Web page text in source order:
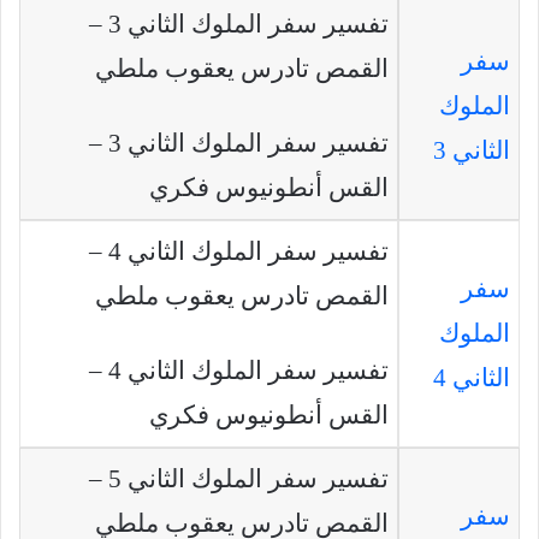
سفر
الملوك
الثاني 3
تفسير سفر الملوك الثاني 3 –
القمص تادرس يعقوب ملطي
تفسير سفر الملوك الثاني 3 –
القس أنطونيوس فكري
سفر
الملوك
الثاني 4
تفسير سفر الملوك الثاني 4 –
القمص تادرس يعقوب ملطي
تفسير سفر الملوك الثاني 4 –
القس أنطونيوس فكري
سفر
تفسير سفر الملوك الثاني 5 –
القمص تادرس يعقوب ملطي